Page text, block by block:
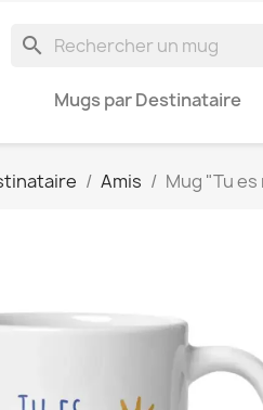
search
Mugs par Destinataire
Amis Mug "Tu es